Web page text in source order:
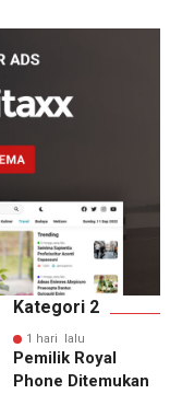
Kategori 2
1 hari lalu
Pemilik Royal
Phone Ditemukan